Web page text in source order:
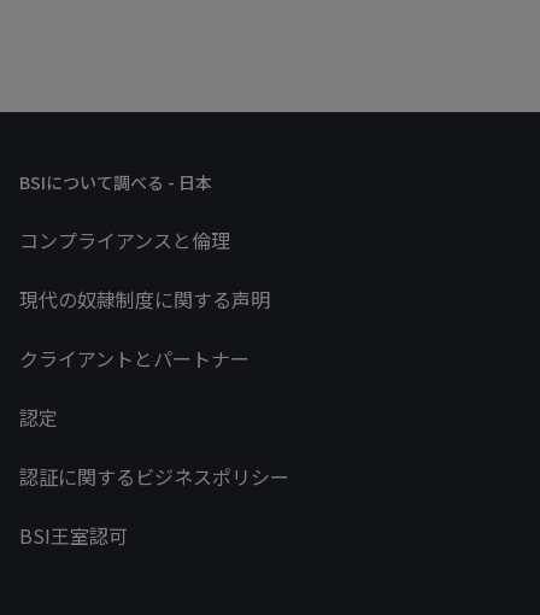
BSIについて調べる - 日本
コンプライアンスと倫理
現代の奴隷制度に関する声明
クライアントとパートナー
認定
認証に関するビジネスポリシー
BSI王室認可